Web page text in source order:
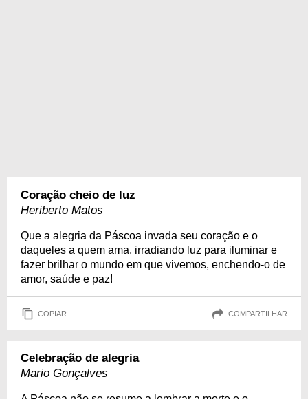
Coração cheio de luz
Heriberto Matos
Que a alegria da Páscoa invada seu coração e o
daqueles a quem ama, irradiando luz para iluminar e
fazer brilhar o mundo em que vivemos, enchendo-o de
amor, saúde e paz!
COPIAR COMPARTILHAR
Celebração de alegria
Mario Gonçalves